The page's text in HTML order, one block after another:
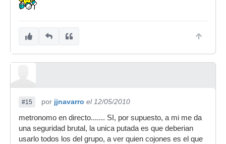
#15 por jjnavarro el 12/05/2010
metronomo en directo....... SI, por supuesto, a mi me da
una seguridad brutal, la unica putada es que deberian
usarlo todos los del grupo, a ver quien cojones es el que